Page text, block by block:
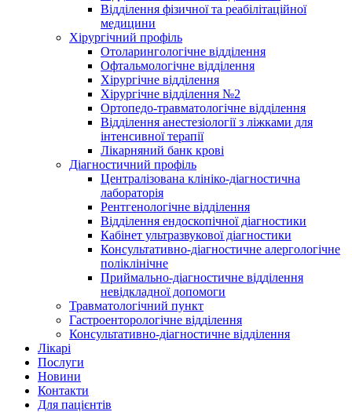
Відділення фізичної та реабілітаційної
медицини
Хірургічний профіль
Отоларингологічне відділення
Офтальмологічне відділення
Хірургічне відділення
Хірургічне відділення №2
Ортопедо-травматологічне відділення
Відділення анестезіології з ліжками для
інтенсивної терапії
Лікарняний банк крові
Діагностичний профіль
Централізована клініко-діагностична
лабораторія
Рентгенологічне відділення
Відділення ендоскопічної діагностики
Кабінет ультразвукової діагностики
Консультативно-діагностичне алергологічне
поліклінічне
Приймально-діагностичне відділення
невідкладної допомоги
Травматологічний пункт
Гастроенторологічне відділення
Консультативно-діагностичне відділення
Лікарі
Послуги
Новини
Контакти
Для пацієнтів